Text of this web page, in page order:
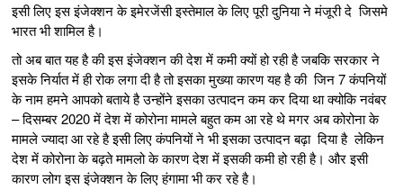
इसी लिए इस इंजेक्शन के इमेरजेंसी इस्तेमाल के लिए पूरी दुनिया ने मंजूरी दे जिसमे
भारत भी शामिल है।
तो अब बात यह है की इस इंजेक्शन की देश में कमी क्यों हो रही है जबकि सरकार ने
इसके निर्यात में ही रोक लगा दी है तो इसका मुख्या कारण यह है की जिन 7 कंपनियों
के नाम हमने आपको बताये है उन्होंने इसका उत्पादन कम कर दिया था क्योकि नवंबर
– दिसम्बर 2020 में देश में कोरोना मामले बहुत कम आ रहे थे मगर अब कोरोना के
मामले ज्यादा आ रहे है इसी लिए कंपनियों ने भी इसका उत्पादन बढ़ा दिया है लेकिन
देश में कोरोना के बढ़ते मामलो के कारण देश में इसकी कमी हो रही है। और इसी
कारण लोग इस इंजेक्शन के लिए हंगामा भी कर रहे है।